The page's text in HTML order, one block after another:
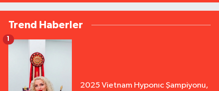
Trend Haberler
2025 Vietnam Hyponıc Şampiyonu,
1